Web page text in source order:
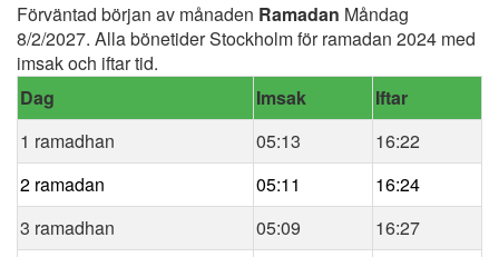
Förväntad början av månaden Ramadan Måndag
8/2/2027. Alla bönetider Stockholm för ramadan 2024 med
imsak och iftar tid.
Dag
Imsak
Iftar
1 ramadhan
05:13
16:22
2 ramadan
05:11
16:24
3 ramadhan
05:09
16:27